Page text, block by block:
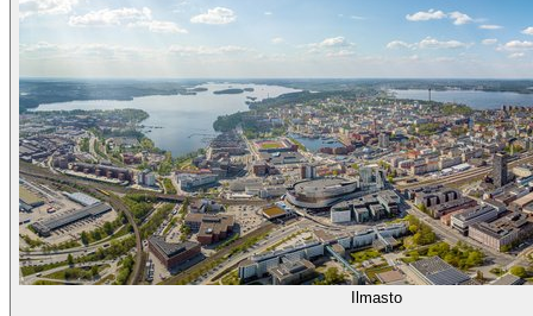
Ilmasto